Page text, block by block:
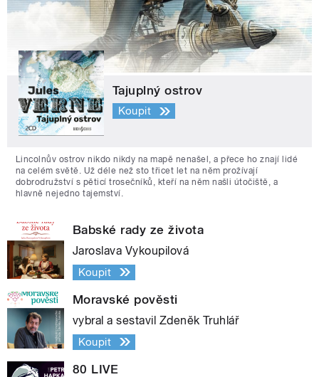
Tajuplný ostrov
Koupit
Lincolnův ostrov nikdo nikdy na mapě nenašel, a přece ho znají lidé
na celém světě. Už déle než sto třicet let na něm prožívají
dobrodružství s pěticí trosečníků, kteří na něm našli útočiště, a
hlavně nejedno tajemství.
Babské rady ze života
Jaroslava Vykoupilová
Koupit
Moravské pověsti
vybral a sestavil Zdeněk Truhlář
Koupit
80 LIVE